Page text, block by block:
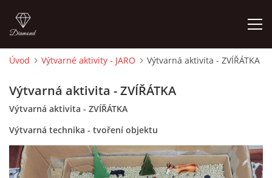
O MĚ
FOTOALBUM
Úvod Výtvarné aktivity - JARO Výtvarná aktivita - ZVÍŘÁTKA
Výtvarná aktivita - ZVÍŘÁTKA
Výtvarná aktivita - ZVÍŘÁTKA
Výtvarná technika - tvoření objektu